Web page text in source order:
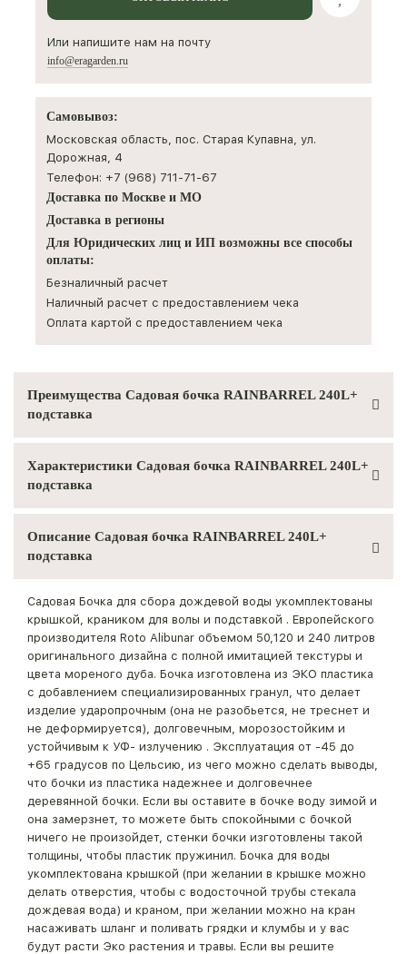
Или напишите нам на почту
info@eragarden.ru
Самовывоз:
Московская область, пос. Старая Купавна, ул.
Дорожная, 4
Телефон: +7 (968) 711-71-67
Доставка по Москве и МО
Доставка в регионы
Для Юридических лиц и ИП возможны все способы
оплаты:
Безналичный расчет
Наличный расчет с предоставлением чека
Оплата картой с предоставлением чека
Преимущества Садовая бочка RAINBARREL 240L+
подставка
Характеристики Садовая бочка RAINBARREL 240L+
подставка
Описание Садовая бочка RAINBARREL 240L+
подставка
Садовая Бочка для сбора дождевой воды укомплектованы
крышкой, краником для волы и подставкой . Европейского
производителя Roto Alibunar объемом 50,120 и 240 литров
оригинального дизайна с полной имитацией текстуры и
цвета мореного дуба. Бочка изготовлена из ЭКО пластика
с добавлением специализированных гранул, что делает
изделие ударопрочным (она не разобьется, не треснет и
не деформируется), долговечным, морозостойким и
устойчивым к УФ- излучению . Эксплуатация от -45 до
+65 градусов по Цельсию, из чего можно сделать выводы,
что бочки из пластика надежнее и долговечнее
деревянной бочки. Если вы оставите в бочке воду зимой и
она замерзнет, то можете быть спокойными с бочкой
ничего не произойдет, стенки бочки изготовлены такой
толщины, чтобы пластик пружинил. Бочка для воды
укомплектована крышкой (при желании в крышке можно
делать отверстия, чтобы с водосточной трубы стекала
дождевая вода) и краном, при желании можно на кран
насаживать шланг и поливать грядки и клумбы и у вас
будут расти Эко растения и травы. Если вы решите